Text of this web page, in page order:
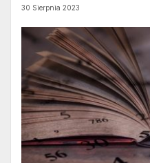
30 Sierpnia 2023